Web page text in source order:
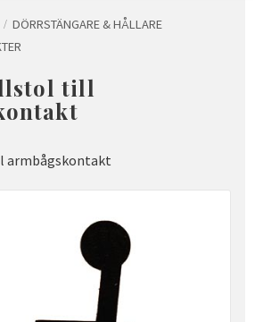
DÖRRSTÄNGARE & HÅLLARE
till
armbågskontakt